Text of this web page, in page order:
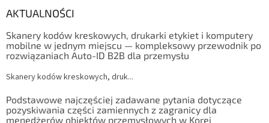
AKTUALNOŚCI
Skanery kodów kreskowych, drukarki etykiet i komputery
mobilne w jednym miejscu — kompleksowy przewodnik po
rozwiązaniach Auto-ID B2B dla przemysłu
Skanery kodów kreskowych, druk...
Podstawowe najczęściej zadawane pytania dotyczące
pozyskiwania części zamiennych z zagranicy dla
menedżerów obiektów przemysłowych w Korei